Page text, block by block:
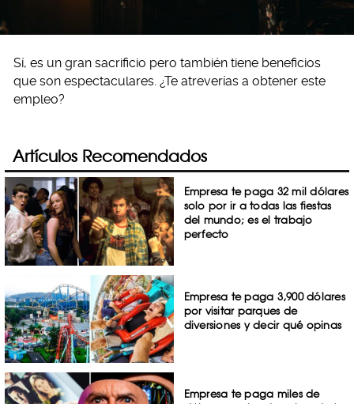
Sí, es un gran sacrificio pero también tiene beneficios
que son espectaculares. ¿Te atreverías a obtener este
empleo?
Artículos Recomendados
Empresa te paga 32 mil dólares
solo por ir a todas las fiestas
del mundo; es el trabajo
perfecto
Empresa te paga 3,900 dólares
por visitar parques de
diversiones y decir qué opinas
Empresa te paga miles de